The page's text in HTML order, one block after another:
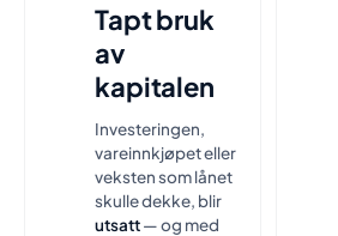
Tapt bruk
av
kapitalen
Investeringen,
vareinnkjøpet eller
veksten som lånet
skulle dekke, blir
utsatt— og med